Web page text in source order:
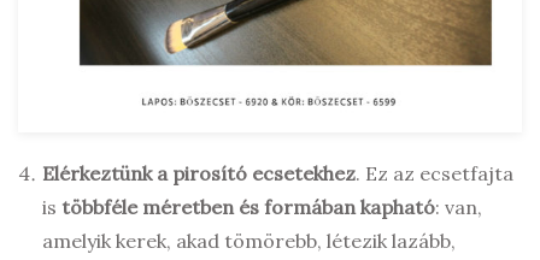
Elérkeztünk a pirosító ecsetekhez. Ez az ecsetfajta
is többféle méretben és formában kapható: van,
amelyik kerek, akad tömörebb, létezik lazább,